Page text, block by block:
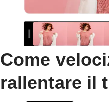
Come
rallentare il